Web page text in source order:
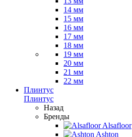
14 мм
15 мм
16 мм
17 мм
18 мм
19 мм
20 мм
21 мм
22 мм
Плинтус
Плинтус
Назад
Бренды
Alsafloor
Ashton